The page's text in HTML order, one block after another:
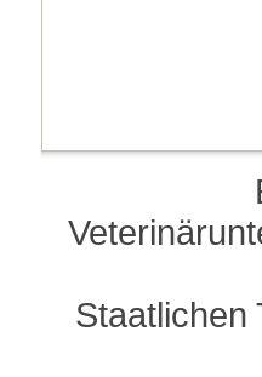
Staatlichen